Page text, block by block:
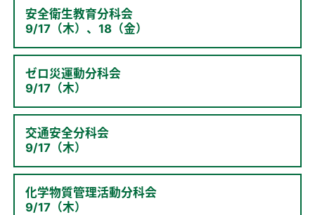
安全衛生教育分科会
9/17（木）、18（金）
ゼロ災運動分科会
9/17（木）
交通安全分科会
9/17（木）
化学物質管理活動分科会
9/17（木）